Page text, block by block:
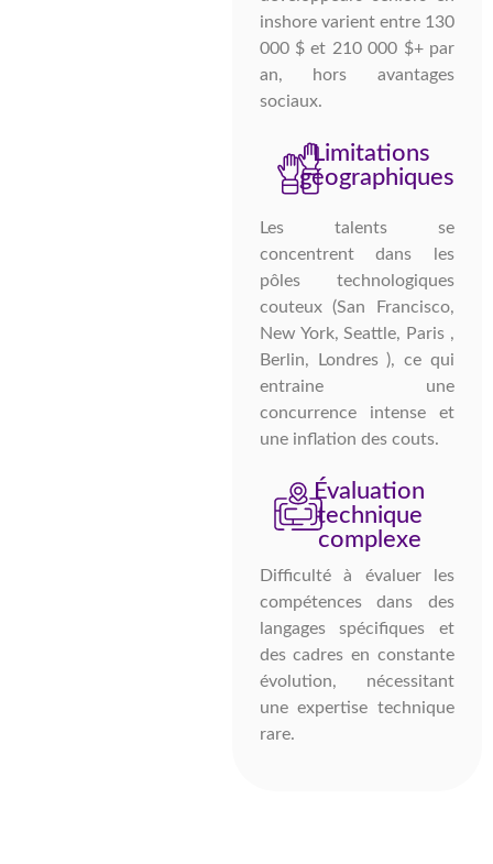
inshore varient entre 130
000 $ et 210 000 $+ par
an, hors avantages
sociaux.
Limitations
géographiques
Les talents se
concentrent dans les
pôles technologiques
couteux (San Francisco,
New York, Seattle, Paris ,
Berlin, Londres ), ce qui
entraine une
concurrence intense et
une inflation des couts.
Évaluation
technique
complexe
Difficulté à évaluer les
compétences dans des
langages spécifiques et
des cadres en constante
évolution, nécessitant
une expertise technique
rare.